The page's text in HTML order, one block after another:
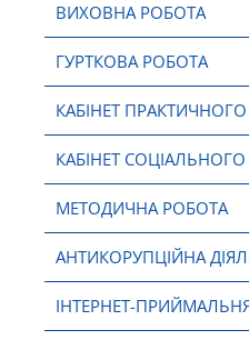
ВИХОВНА РОБОТА
ГУРТКОВА РОБОТА
КАБІНЕТ
КАБІНЕТ
МЕТОДИЧНА РОБОТА
АНТИКОРУПЦІЙНА
ІНТЕРНЕТ-